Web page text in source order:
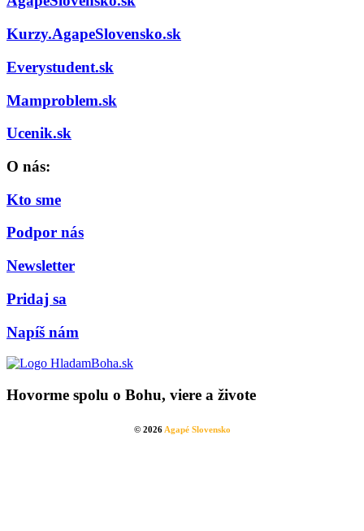
Kurzy.AgapeSlovensko.sk
Everystudent.sk
Mamproblem.sk
Ucenik.sk
O nás:
Kto sme
Podpor nás
Newsletter
Pridaj sa
Napíš nám
Hovorme spolu o Bohu, viere a živote
© 2026 Agapé Slovensko